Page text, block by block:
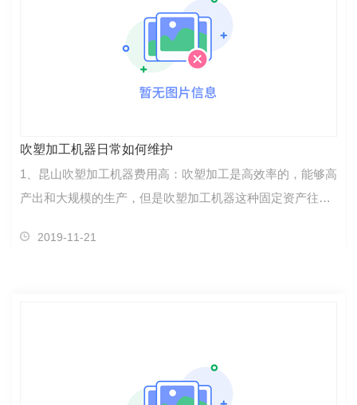
吹塑加工机器日常如何维护
1、昆山吹塑加工机器费用高：吹塑加工是高效率的，能够高
产出和大规模的生产，但是吹塑加工机器这种固定资产往往
于吹塑加工机器来说机械、液压、电器、专用配套……
2019-11-21